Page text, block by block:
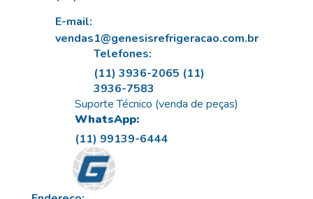
E-mail:
vendas1@genesisrefrigeracao.com.br
Telefones:
(11) 3936-2065 (11)
3936-7583
Suporte Técnico (venda de peças)
WhatsApp:
(11) 99139-6444